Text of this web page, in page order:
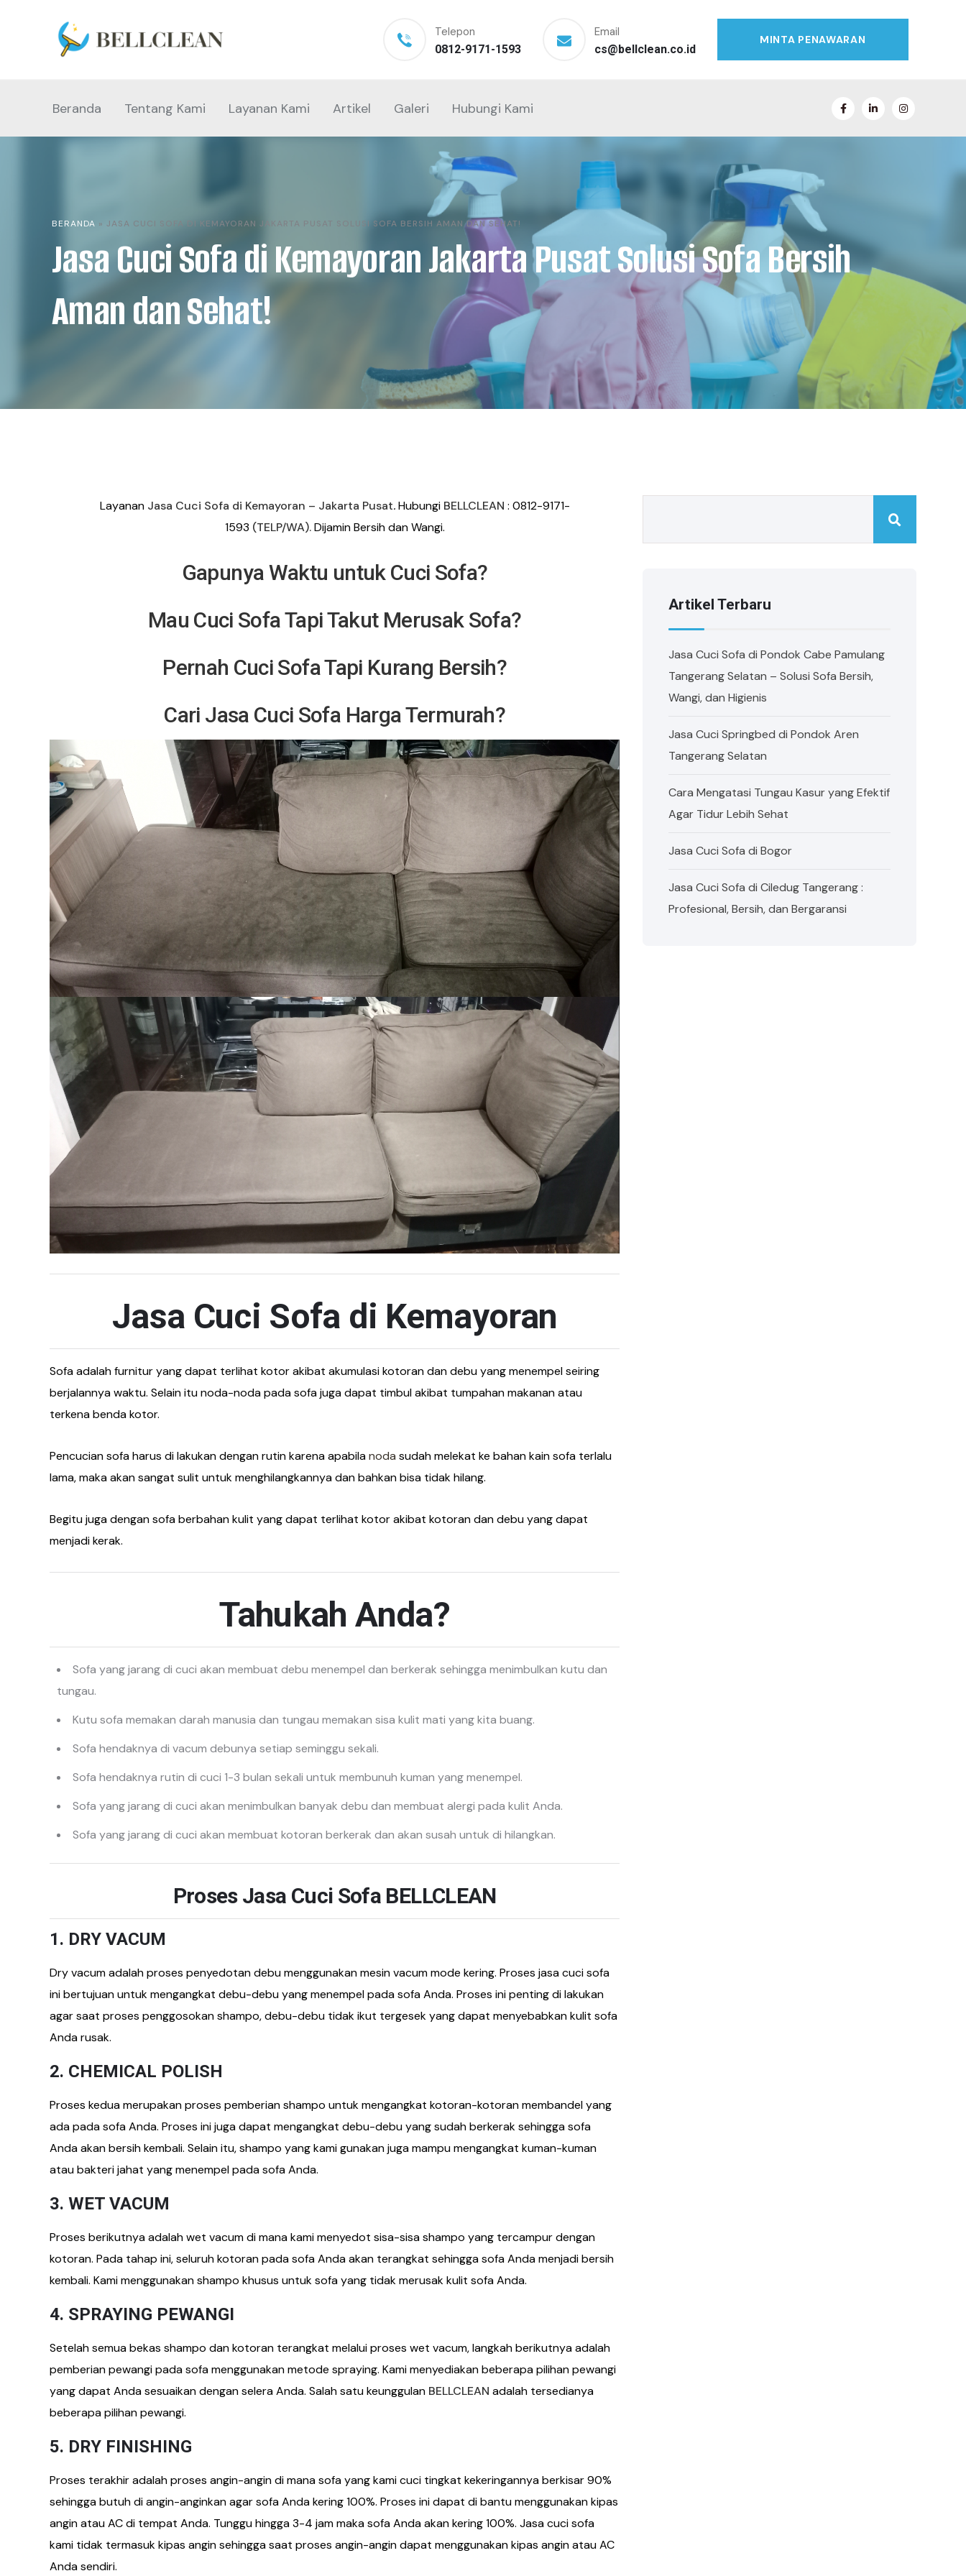
Telepon
0812-9171-1593
Email
cs@bellclean.co.id
MINTA PENAWARAN
Beranda Tentang Kami Layanan Kami Artikel Galeri Hubungi Kami
BERANDA » JASA CUCI SOFA DI KEMAYORAN JAKARTA PUSAT SOLUSI SOFA BERSIH AMAN DAN SEHAT!
Jasa Cuci Sofa di Kemayoran Jakarta Pusat Solusi Sofa Bersih
Aman dan Sehat!
Layanan Jasa Cuci Sofa di Kemayoran – Jakarta Pusat.Hubungi BELLCLEAN : 0812-9171-
1593 (TELP/WA).Dijamin Bersih dan Wangi.
Gapunya Waktu untuk Cuci Sofa?
Mau Cuci Sofa Tapi Takut Merusak Sofa?
Pernah Cuci Sofa Tapi Kurang Bersih?
Cari Jasa Cuci Sofa Harga Termurah?
Jasa Cuci Sofa di Kemayoran
Sofa adalah furnitur yang dapat terlihat kotor akibat akumulasi kotoran dan debu yang menempel seiring
berjalannya waktu. Selain itu noda-noda pada sofa juga dapat timbul akibat tumpahan makanan atau
terkena benda kotor.
Pencucian sofa harus di lakukan dengan rutin karena apabilanoda sudah melekat ke bahan kain sofa terlalu
lama, maka akan sangat sulit untuk menghilangkannya dan bahkan bisa tidak hilang.
Begitu juga dengan sofa berbahan kulit yang dapat terlihat kotor akibat kotoran dan debu yang dapat
menjadi kerak.
Tahukah Anda?
Sofa yang jarang di cuci akan membuat debu menempel dan berkerak sehingga menimbulkan kutu dan
tungau.
Kutu sofa memakan darah manusia dan tungau memakan sisa kulit mati yang kita buang.
Sofa hendaknya di vacum debunya setiap seminggu sekali.
Sofa hendaknya rutin di cuci 1-3 bulan sekali untuk membunuh kuman yang menempel.
Sofa yang jarang di cuci akan menimbulkan banyak debu dan membuat alergi pada kulit Anda.
Sofa yang jarang di cuci akan membuat kotoran berkerak dan akan susah untuk di hilangkan.
Proses Jasa Cuci Sofa BELLCLEAN
1. DRY VACUM
Dry vacum adalah proses penyedotan debu menggunakan mesin vacum mode kering. Proses jasa cuci sofa
ini bertujuan untuk mengangkat debu-debu yang menempel pada sofa Anda. Proses ini penting di lakukan
agar saat proses penggosokan shampo, debu-debu tidak ikut tergesek yang dapat menyebabkan kulit sofa
Anda rusak.
2. CHEMICAL POLISH
Proses kedua merupakan proses pemberian shampo untuk mengangkat kotoran-kotoran membandel yang
ada pada sofa Anda. Proses ini juga dapat mengangkat debu-debu yang sudah berkerak sehingga sofa
Anda akan bersih kembali. Selain itu, shampo yang kami gunakan juga mampu mengangkat kuman-kuman
atau bakteri jahat yang menempel pada sofa Anda.
3. WET VACUM
Proses berikutnya adalah wet vacum di mana kami menyedot sisa-sisa shampo yang tercampur dengan
kotoran. Pada tahap ini, seluruh kotoran pada sofa Anda akan terangkat sehingga sofa Anda menjadi bersih
kembali. Kami menggunakan shampo khusus untuk sofa yang tidak merusak kulit sofa Anda.
4. SPRAYING PEWANGI
Setelah semua bekas shampo dan kotoran terangkat melalui proses wet vacum, langkah berikutnya adalah
pemberian pewangi pada sofa menggunakan metode spraying. Kami menyediakan beberapa pilihan pewangi
yang dapat Anda sesuaikan dengan selera Anda. Salah satu keunggulan BELLCLEAN adalah tersedianya
beberapa pilihan pewangi.
5. DRY FINISHING
Proses terakhir adalah proses angin-angin di mana sofa yang kami cuci tingkat kekeringannya berkisar 90%
sehingga butuh di angin-anginkan agar sofa Anda kering 100%. Proses ini dapat di bantu menggunakan kipas
angin atau AC di tempat Anda. Tunggu hingga 3-4 jam maka sofa Anda akan kering 100%. Jasa cuci sofa
kami tidak termasuk kipas angin sehingga saat proses angin-angin dapat menggunakan kipas angin atau AC
Anda sendiri.
Artikel Terbaru
Jasa Cuci Sofa di Pondok Cabe Pamulang
Tangerang Selatan – Solusi Sofa Bersih,
Wangi, dan Higienis
Jasa Cuci Springbed di Pondok Aren
Tangerang Selatan
Cara Mengatasi Tungau Kasur yang Efektif
Agar Tidur Lebih Sehat
Jasa Cuci Sofa di Bogor
Jasa Cuci Sofa di Ciledug Tangerang :
Profesional, Bersih, dan Bergaransi